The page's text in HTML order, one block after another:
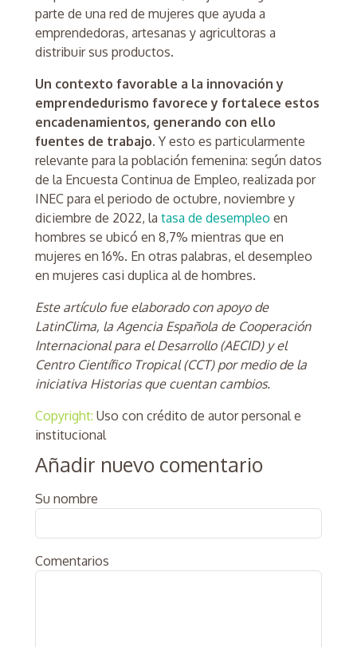
parte de una red de mujeres que ayuda a
emprendedoras, artesanas y agricultoras a
distribuir sus productos.
Un contexto favorable a la innovación y
emprendedurismo favorece y fortalece estos
encadenamientos, generando con ello
fuentes de trabajo. Y esto es particularmente
relevante para la población femenina: según datos
de la Encuesta Continua de Empleo, realizada por
INEC para el periodo de octubre, noviembre y
diciembre de 2022, la tasa de desempleo en
hombres se ubicó en 8,7% mientras que en
mujeres en 16%. En otras palabras, el desempleo
en mujeres casi duplica al de hombres.
Este artículo fue elaborado con apoyo de
LatinClima, la Agencia Española de Cooperación
Internacional para el Desarrollo (AECID) y el
Centro Científico Tropical (CCT) por medio de la
iniciativa Historias que cuentan cambios.
Copyright: Uso con crédito de autor personal e
institucional
Añadir nuevo comentario
Su nombre
Comentarios